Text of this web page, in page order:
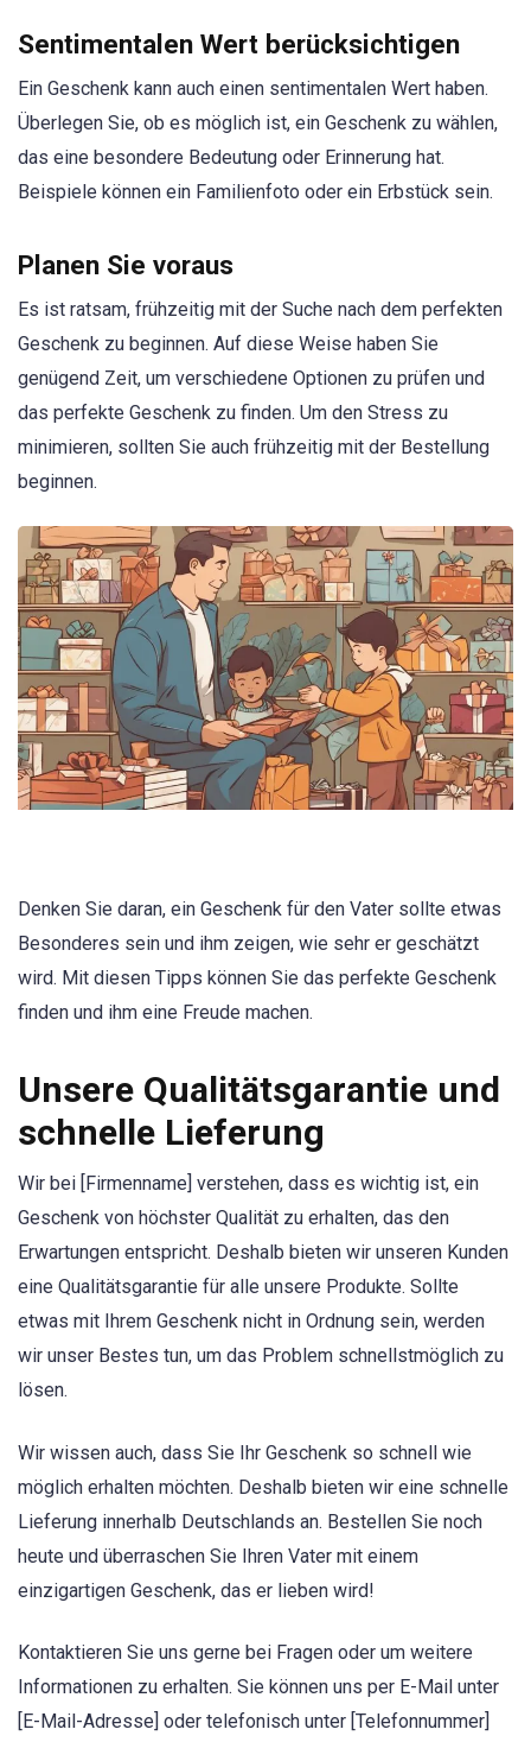
Sentimentalen Wert berücksichtigen
Ein Geschenk kann auch einen sentimentalen Wert haben.
Überlegen Sie, ob es möglich ist, ein Geschenk zu wählen,
das eine besondere Bedeutung oder Erinnerung hat.
Beispiele können ein Familienfoto oder ein Erbstück sein.
Planen Sie voraus
Es ist ratsam, frühzeitig mit der Suche nach dem perfekten
Geschenk zu beginnen. Auf diese Weise haben Sie
genügend Zeit, um verschiedene Optionen zu prüfen und
das perfekte Geschenk zu finden. Um den Stress zu
minimieren, sollten Sie auch frühzeitig mit der Bestellung
beginnen.
Denken Sie daran, ein Geschenk für den Vater sollte etwas
Besonderes sein und ihm zeigen, wie sehr er geschätzt
wird. Mit diesen Tipps können Sie das perfekte Geschenk
finden und ihm eine Freude machen.
Unsere Qualitätsgarantie und
schnelle Lieferung
Wir bei [Firmenname] verstehen, dass es wichtig ist, ein
Geschenk von höchster Qualität zu erhalten, das den
Erwartungen entspricht. Deshalb bieten wir unseren Kunden
eine Qualitätsgarantie für alle unsere Produkte. Sollte
etwas mit Ihrem Geschenk nicht in Ordnung sein, werden
wir unser Bestes tun, um das Problem schnellstmöglich zu
lösen.
Wir wissen auch, dass Sie Ihr Geschenk so schnell wie
möglich erhalten möchten. Deshalb bieten wir eine schnelle
Lieferung innerhalb Deutschlands an. Bestellen Sie noch
heute und überraschen Sie Ihren Vater mit einem
einzigartigen Geschenk, das er lieben wird!
Kontaktieren Sie uns gerne bei Fragen oder um weitere
Informationen zu erhalten. Sie können uns per E-Mail unter
[E-Mail-Adresse] oder telefonisch unter [Telefonnummer]